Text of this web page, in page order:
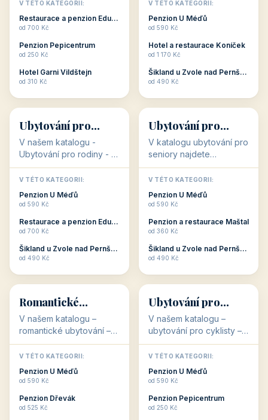
dovolenou přímo
souvisejí. Aktivní
odpočinek jso...
V TÉTO KATEGORII:
Restaurace a penzion Eduard
od 700 Kč
Penzion Pepicentrum
od 250 Kč
Hotel Garni Vildštejn
od 310 Kč
cenově dostupné
ubytování v ČR. Budete
c...
V TÉTO KATEGORII:
Penzion U Méďů
od 590 Kč
Hotel a restaurace Koníček
od 1 170 Kč
Šikland u Zvole nad Pernštejnem
od 490 Kč
👨‍👩‍👧‍👦
👨‍👩‍👧‍👦
34 objektů
Ubytování pro
rodiny
V našem katalogu -
Ubytování pro rodiny -
jsou pro Vás připraveny
objekty, které svojí
polohou či vybaveností,
nabízí klidné ubytování
V TÉTO KATEGORII:
Penzion U Méďů
od 590 Kč
Restaurace a penzion Eduard
od 700 Kč
Šikland u Zvole nad Pernštejnem
od 490 Kč
🧓
🧓
33 objektů
Ubytování pro
seniory
V katalogu ubytování pro
seniory najdete
penziony a hotely, které
jsou přizpůsobeny pro
ubytování klientů vyššího
věku. Některé z nich
V TÉTO KATEGORII:
Penzion U Méďů
od 590 Kč
Penzion a restaurace Maštal
od 360 Kč
Šikland u Zvole nad Pernštejnem
od 490 Kč
💕
💕
Romantické
ubytování
V našem katalogu –
romantické ubytování –
jsou pro Vás připraveny
objekty, které svojí
stavbou, polohou anebo
zaměřením nabízí
Romantické ...
V TÉTO KATEGORII:
Penzion U Méďů
od 590 Kč
Penzion Dřevák
od 525 Kč
🚴
🚴
32 objektů
Ubytování pro
cyklisty
V našem katalogu –
ubytování pro cyklisty –
jsou pro Vás připraveny
objekty, které jsou na
milovníky cykloturistiky
připraveny. Většinou mají
V TÉTO KATEGORII:
Penzion U Méďů
od 590 Kč
Penzion Pepicentrum
od 250 Kč